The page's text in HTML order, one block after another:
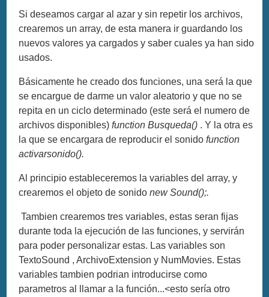
Si deseamos cargar al azar y sin repetir los archivos,
crearemos un array, de esta manera ir guardando los
nuevos valores ya cargados y saber cuales ya han sido
usados.
Básicamente he creado dos funciones, una será la que
se encargue de darme un valor aleatorio y que no se
repita en un ciclo determinado (este será el numero de
archivos disponibles)function Busqueda() . Y la otra es
la que se encargara de reproducir el sonidofunction
activarsonido().
Al principio estableceremos la variables del array, y
crearemos el objeto de sonidonew Sound();.
Tambien crearemos tres variables, estas seran fijas
durante toda la ejecución de las funciones, y servirán
para poder personalizar estas. Las variables son
TextoSound , ArchivoExtension y NumMovies. Estas
variables tambien podrian introducirse como
parametros al llamar a la función...<esto sería otro